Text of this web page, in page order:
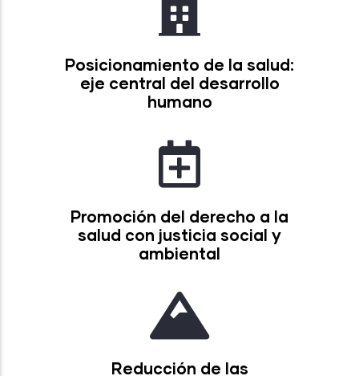
Posicionamiento de la salud:
eje central del desarrollo
humano
Promoción del derecho a la
salud con justicia social y
ambiental
Reducción de las